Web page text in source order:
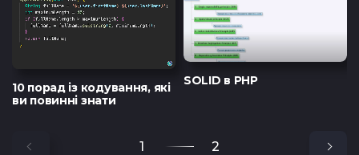
10 порад із кодування, які
ви повинні знати
SOLID в PHP
1 2